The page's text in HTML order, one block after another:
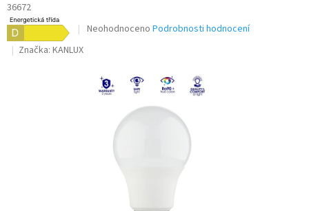
36672
Průměrné
hvězdiček.
Neohodnoceno Podrobnosti hodnocení
Značka: KANLUX